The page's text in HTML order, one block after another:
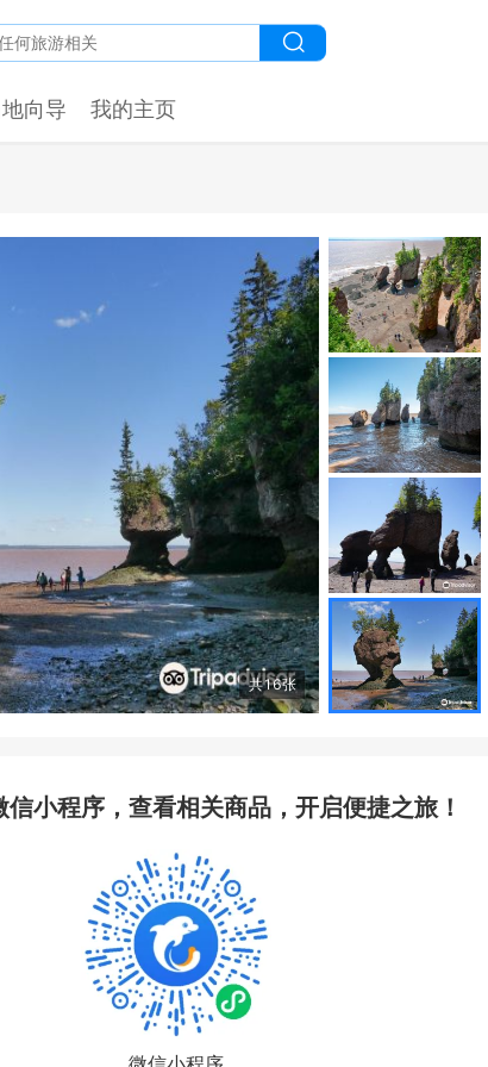
向导 我的主页
共16张
信小程序，查看相关商品，开启便捷之旅！